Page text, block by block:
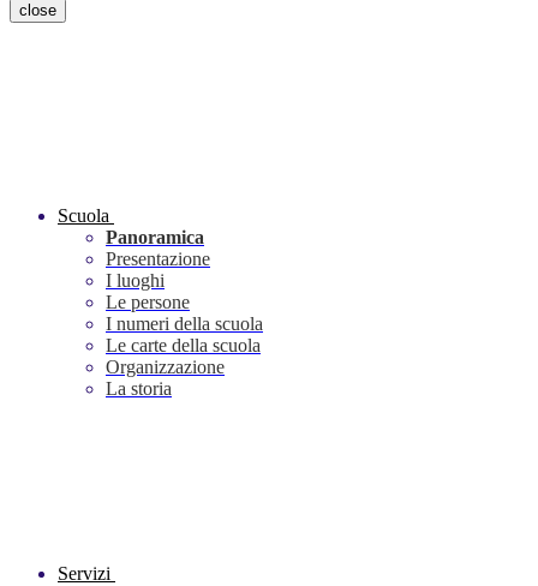
close
Scuola
Panoramica
Presentazione
I luoghi
Le persone
I numeri della scuola
Le carte della scuola
Organizzazione
La storia
Servizi